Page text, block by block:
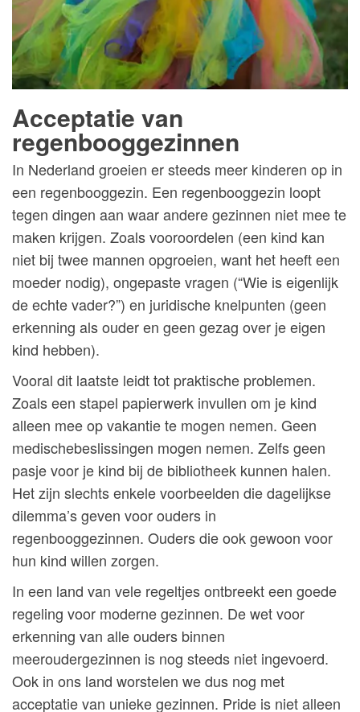
Acceptatie van
regenbooggezinnen
In Nederland groeien er steeds meer kinderen op in
een regenbooggezin. Een regenbooggezin loopt
tegen dingen aan waar andere gezinnen niet mee te
maken krijgen. Zoals vooroordelen (een kind kan
niet bij twee mannen opgroeien, want het heeft een
moeder nodig), ongepaste vragen (“Wie is eigenlijk
de echte vader?”) en juridische knelpunten (geen
erkenning als ouder en geen gezag over je eigen
kind hebben).
Vooral dit laatste leidt tot praktische problemen.
Zoals een stapel papierwerk invullen om je kind
alleen mee op vakantie te mogen nemen. Geen
medischebeslissingen mogen nemen. Zelfs geen
pasje voor je kind bij de bibliotheek kunnen halen.
Het zijn slechts enkele voorbeelden die dagelijkse
dilemma’s geven voor ouders in
regenbooggezinnen. Ouders die ook gewoon voor
hun kind willen zorgen.
In een land van vele regeltjes ontbreekt een goede
regeling voor moderne gezinnen. De wet voor
erkenning van alle ouders binnen
meeroudergezinnen is nog steeds niet ingevoerd.
Ook in ons land worstelen we dus nog met
acceptatie van unieke gezinnen. Pride is niet alleen